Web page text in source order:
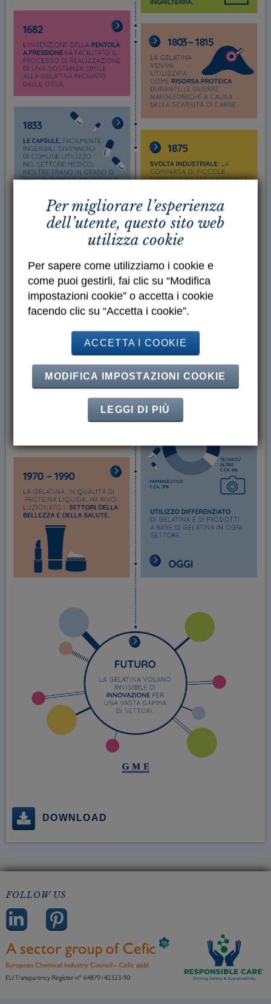
DOWNLOAD
FOLLOW US
Per migliorare l’esperienza
dell’utente, questo sito web
utilizza cookie
Per sapere come utilizziamo i cookie e
come puoi gestirli, fai clic su “Modifica
impostazioni cookie” o accetta i cookie
facendo clic su “Accetta i cookie”.
ACCETTA I COOKIE
MODIFICA IMPOSTAZIONI COOKIE
LEGGI DI PIÙ